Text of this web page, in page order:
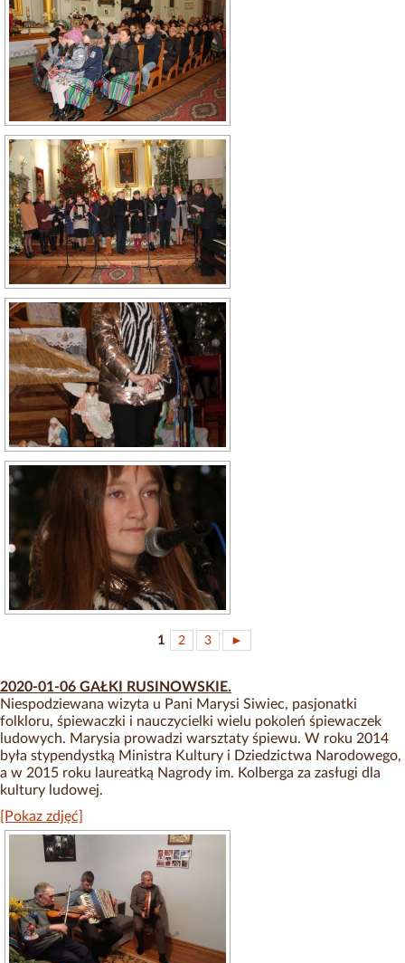
1 2 3 ►
2020-01-06 GAŁKI RUSINOWSKIE.
Niespodziewana wizyta u Pani Marysi Siwiec, pasjonatki
folkloru, śpiewaczki i nauczycielki wielu pokoleń śpiewaczek
ludowych. Marysia prowadzi warsztaty śpiewu. W roku 2014
była stypendystką Ministra Kultury i Dziedzictwa Narodowego,
a w 2015 roku laureatką Nagrody im. Kolberga za zasługi dla
kultury ludowej.
[Pokaz zdjęć]